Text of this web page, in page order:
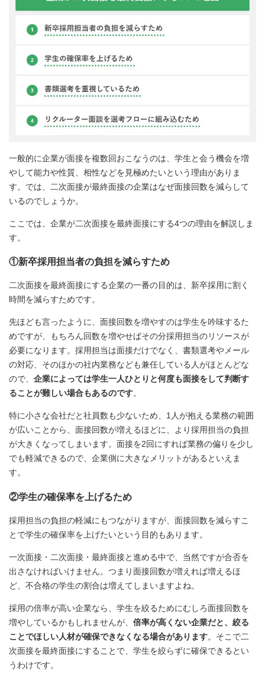
一般的に企業が面接を複数回おこなうのは、学生と会う機会を増
やして能力や性質、相性などを見極めたいという理由がありま
す。では、二次面接が最終面接の企業はなぜ面接回数を減らして
いるのでしょうか。
ここでは、企業が二次面接を最終面接にする4つの理由を解説しま
す。
①新卒採用担当者の負担を減らすため
二次面接を最終面接にする企業の一番の目的は、新卒採用に割く
時間を減らすためです。
先ほども言ったように、面接回数を増やすのは学生を吟味するた
めですが、もちろん回数を増やせばその分採用担当のリソースが
必要になります。採用担当は面接だけでなく、書類選考やメール
の対応、そのほかの社内業務なども兼任している人がほとんどな
ので、 企業によっては学生一人ひとりと何度も面接をして判断す
ることが難しい場合もあるのです。
特に小さな会社だと社員数も少ないため、1人が抱える業務の範囲
が広いことから、面接回数が増えるほどに、より採用担当の負担
が大きくなってしまいます。面接を2回にすれば業務の偏りを少し
でも軽減できるので、企業側に大きなメリットがあるといえま
す。
②学生の確保率を上げるため
採用担当の負担の軽減にもつながりますが、面接回数を減らすこ
とで学生の確保率を上げたいという目的もあります。
一次面接・二次面接・最終面接と進める中で、当然ですが合否を
出さなければいけません。つまり面接回数が増えれば増えるほ
ど、不合格の学生の割合は増えてしまいますよね。
採用の倍率が高い企業なら、学生を絞るためにむしろ面接回数を
増やしているかもしれませんが、 倍率が高くない企業だと、絞る
ことでほしい人材が確保できなくなる場合があります。そこで二
次面接を最終面接にすることで、学生を絞らずに確保できるとい
うわけです。